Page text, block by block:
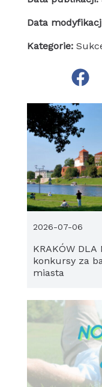
Data
Kategorie:
KRAKÓW
konkursy za
miasta
2026-07-06